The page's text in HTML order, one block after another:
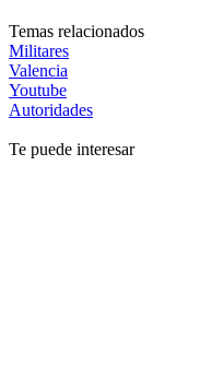
Temas relacionados
Militares
Valencia
Youtube
Autoridades
Te puede interesar